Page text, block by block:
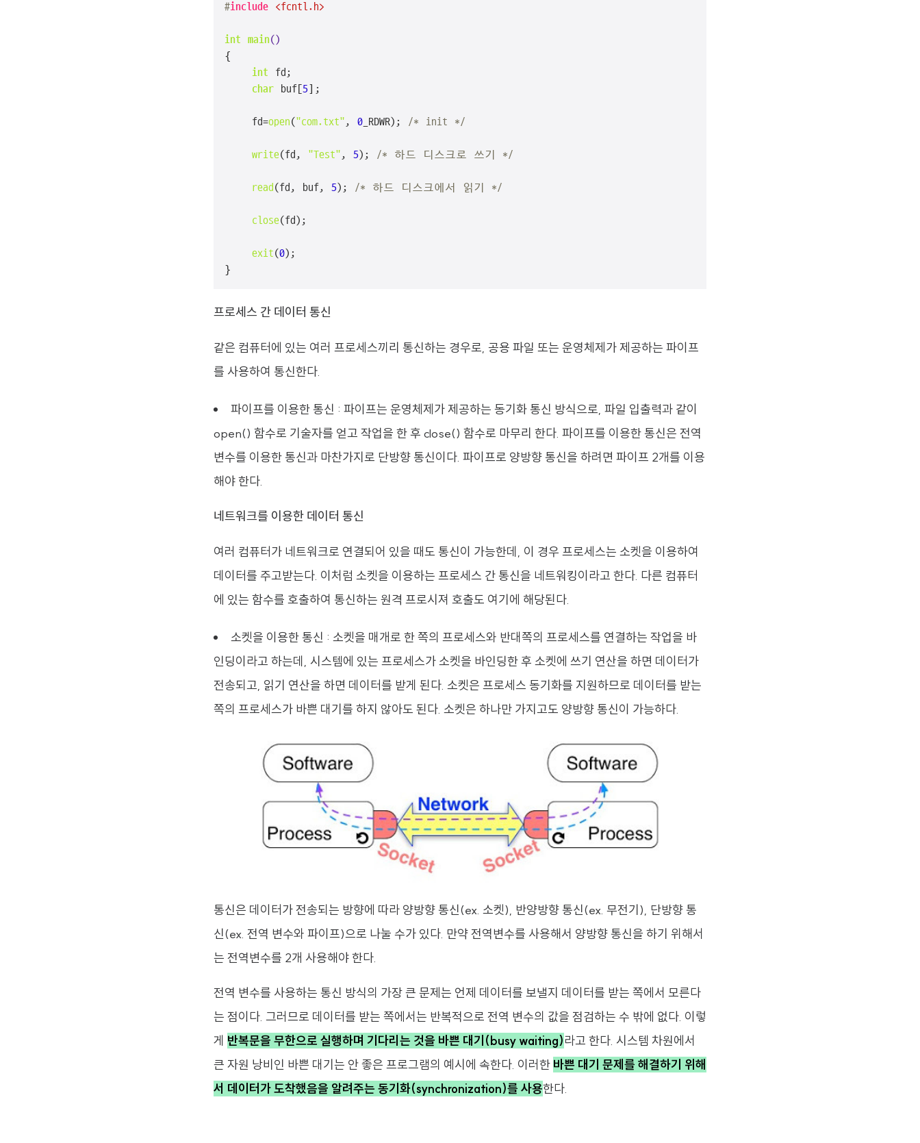
#include <fcntl.h>
int main()
{
int fd;
char buf[5];
    fd=
open("com.txt" , 0 _RDWR); /* init */
write(fd, "Test" , 5); /* 하드 디스크로 쓰기 */
read(fd, buf, 5); /* 하드 디스크에서 읽기 */
close(fd);
exit(0);
}
프로세스 간 데이터 통신
같은 컴퓨터에 있는 여러 프로세스끼리 통신하는 경우로, 공용 파일 또는 운영체제가 제공하는 파이프
를 사용하여 통신한다.
파이프를 이용한 통신 : 파이프는 운영체제가 제공하는 동기화 통신 방식으로, 파일 입출력과 같이
open() 함수로 기술자를 얻고 작업을 한 후 close() 함수로 마무리 한다. 파이프를 이용한 통신은 전역
변수를 이용한 통신과 마찬가지로 단방향 통신이다. 파이프로 양방향 통신을 하려면 파이프 2개를 이용
해야 한다.
네트워크를 이용한 데이터 통신
여러 컴퓨터가 네트워크로 연결되어 있을 때도 통신이 가능한데, 이 경우 프로세스는 소켓을 이용하여
데이터를 주고받는다. 이처럼 소켓을 이용하는 프로세스 간 통신을 네트워킹이라고 한다. 다른 컴퓨터
에 있는 함수를 호출하여 통신하는 원격 프로시져 호출도 여기에 해당된다.
소켓을 이용한 통신 : 소켓을 매개로 한 쪽의 프로세스와 반대쪽의 프로세스를 연결하는 작업을 바
인딩이라고 하는데, 시스템에 있는 프로세스가 소켓을 바인딩한 후 소켓에 쓰기 연산을 하면 데이터가
전송되고, 읽기 연산을 하면 데이터를 받게 된다. 소켓은 프로세스 동기화를 지원하므로 데이터를 받는
쪽의 프로세스가 바쁜 대기를 하지 않아도 된다. 소켓은 하나만 가지고도 양방향 통신이 가능하다.
통신은 데이터가 전송되는 방향에 따라 양방향 통신(ex. 소켓), 반양방향 통신(ex. 무전기), 단방향 통
신(ex. 전역 변수와 파이프)으로 나눌 수가 있다. 만약 전역변수를 사용해서 양방향 통신을 하기 위해서
는 전역변수를 2개 사용해야 한다.
전역 변수를 사용하는 통신 방식의 가장 큰 문제는 언제 데이터를 보낼지 데이터를 받는 쪽에서 모른다
는 점이다. 그러므로 데이터를 받는 쪽에서는 반복적으로 전역 변수의 값을 점검하는 수 밖에 없다. 이렇
게 반복문을 무한으로 실행하며 기다리는 것을 바쁜 대기(busy waiting)라고 한다. 시스템 차원에서
큰 자원 낭비인 바쁜 대기는 안 좋은 프로그램의 예시에 속한다. 이러한 바쁜 대기 문제를 해결하기 위해
서 데이터가 도착했음을 알려주는 동기화(synchronization)를 사용한다.